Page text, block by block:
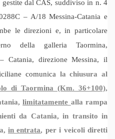
dal CAS, suddiviso in n. 4
– A/18 Messina-Catania e
le direzioni e, in particolare
della galleria Taormina,
Catania, direzione Messina, il
comunica la chiusura al
di Taormina (Km. 36+100),
limitatamente alla rampa
da Catania, in transito in
,in entrata, per i veicoli diretti